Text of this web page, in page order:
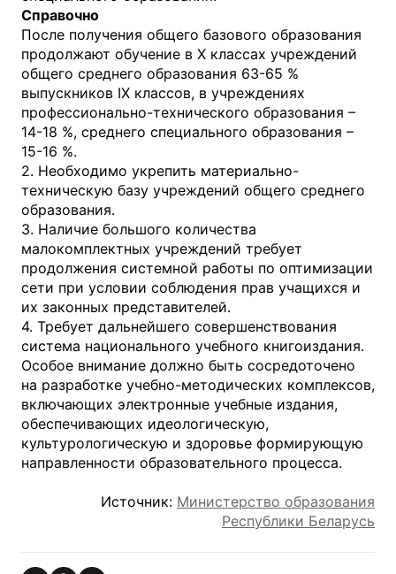
Справочно
После получения общего базового образования
продолжают обучение в X классах учреждений
общего среднего образования 63-65 %
выпускников IX классов, в учреждениях
профессионально-технического образования –
14-18 %, среднего специального образования –
15-16 %.
2. Необходимо укрепить материально-
техническую базу учреждений общего среднего
образования.
3. Наличие большого количества
малокомплектных учреждений требует
продолжения системной работы по оптимизации
сети при условии соблюдения прав учащихся и
их законных представителей.
4. Требует дальнейшего совершенствования
система национального учебного книгоиздания.
Особое внимание должно быть сосредоточено
на разработке учебно-методических комплексов,
включающих электронные учебные издания,
обеспечивающих идеологическую,
культурологическую и здоровье формирующую
направленности образовательного процесса.
Источник: Министерство образования
Республики Беларусь